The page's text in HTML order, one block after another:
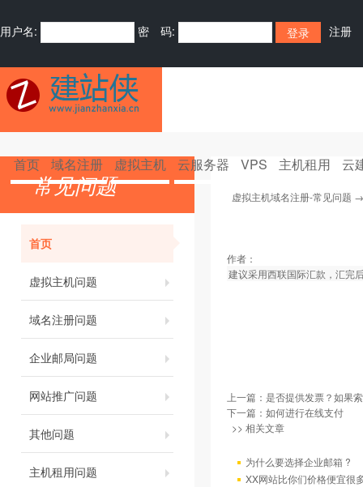
用户名: 密 码: 注册
首页 域名注册 虚拟主机 云服务器 VPS 主机租用 云
常见问题
首页
虚拟主机问题
域名注册问题
企业邮局问题
网站推广问题
其他问题
主机租用问题
虚拟主机域名注册-常见问题
作者：
建议采用西联国际汇款，汇完
上一篇： 是否提供发票？如果
下一篇： 如何进行在线支付
>> 相关文章
为什么要选择企业邮箱 ?
XX网站比你们价格便宜很